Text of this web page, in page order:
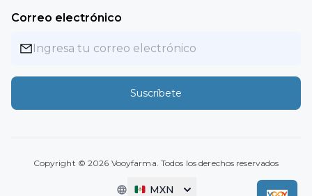
Correo electrónico
Suscríbete
Copyright ©2026 Vooyfarma. Todos los derechos reservados
MXN